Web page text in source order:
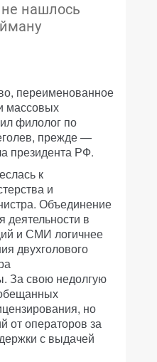
нашлось
переименованное
массовых
филолог по
прежде —
президента РФ.
к
и
Объединение
деятельности в
и СМИ логичнее
двухголового
За свою недолгую
но
от операторов за
с выдачей